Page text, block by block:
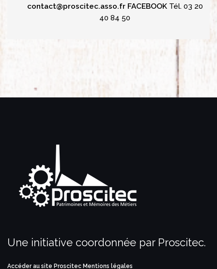
contact@proscitec.asso.fr FACEBOOKTél. 03 20
40 84 50
Une initiative coordonnée par Proscitec.
Accéder au site Proscitec Mentions légales